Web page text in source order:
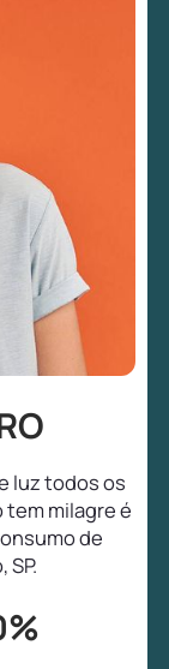
luz todos os
tem milagre é
de